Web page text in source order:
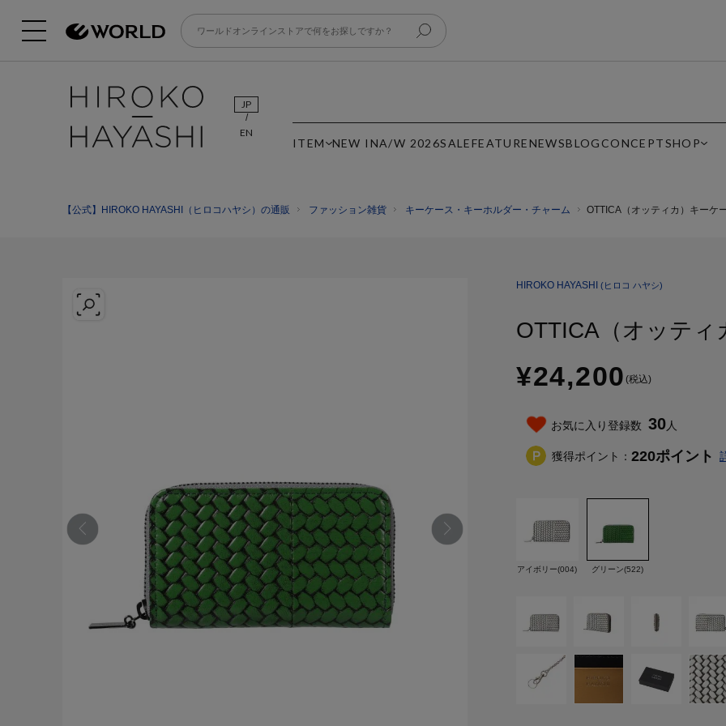
JP
EN
ITEM NEW INA/W 2026SALEFEATURENEWSBLOG CONCEPTSHOP
【公式】HIROKO HAYASHI（ヒロコハヤシ）の通販 ファッション雑貨 キーケース・キーホルダー・チャーム OTTICA（オッティカ）キーケ
HIROKO HAYASHI (ヒロコ ハヤシ)
OTTICA（オッティ
¥24,200 (税込)
お気に入り登録数 30人
獲得ポイント： 220ポイント
アイボリー(004) グリーン(522)